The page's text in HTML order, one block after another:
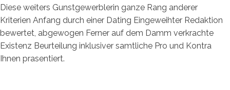
Diese weiters Gunstgewerblerin ganze Rang anderer
Kriterien Anfang durch einer Dating Eingeweihter Redaktion
bewertet, abgewogen Ferner auf dem Damm verkrachte
Existenz Beurteilung inklusiver samtliche Pro und Kontra
Ihnen prasentiert.